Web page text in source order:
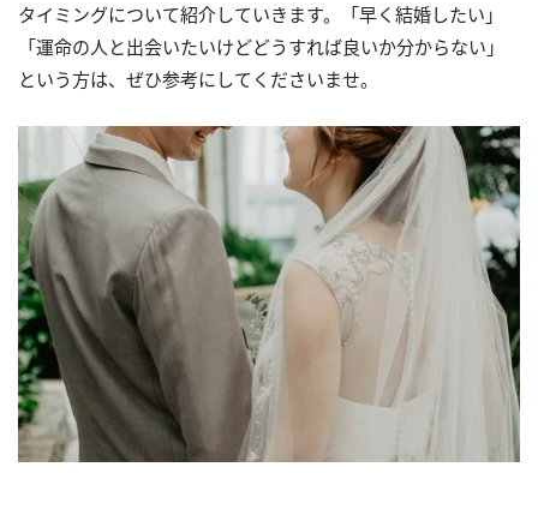
タイミングについて紹介していきます。「早く結婚したい」
「運命の人と出会いたいけどどうすれば良いか分からない」
という方は、ぜひ参考にしてくださいませ。